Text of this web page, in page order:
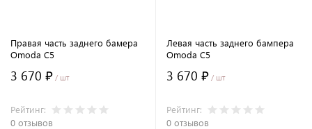
Правая часть заднего бамера
Omoda C5
3 670 ₽ / шт
Рейтинг:
0 отзывов
Левая часть заднего бампера
Omoda C5
3 670 ₽ / шт
Рейтинг:
0 отзывов